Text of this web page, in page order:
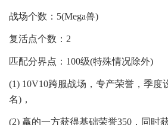
战场个数：5(Mega兽)
复活点个数：2
匹配分界点：100级(特殊情况除外)
(1) 10V10跨服战场，专产荣誉，季度
名)，
(2) 赢的一方获得基础荣誉350，同时